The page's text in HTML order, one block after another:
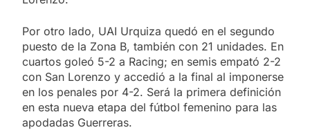
Por otro lado, UAI Urquiza quedó en el segundo
puesto de la Zona B, también con 21 unidades. En
cuartos goleó 5-2 a Racing; en semis empató 2-2
con San Lorenzo y accedió a la final al imponerse
en los penales por 4-2. Será la primera definición
en esta nueva etapa del fútbol femenino para las
apodadas Guerreras.